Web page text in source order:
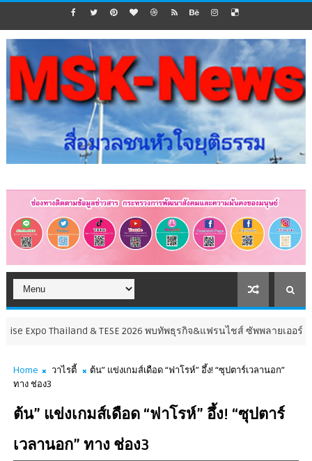
& TESE 2026 พบทัพธุรกิจ&แฟรนไชส์ ซัพพลายเออร์สินค้า เติมร
Home วาไรตี้
ต้น” แข่งเกมส์เดือด “ฟาโรห์” อึ้ง! “ซุปตาร์เวลานอก”
ทาง ช่อง3
ต้น” แข่งเกมส์เดือด “ฟาโรห์” อึ้ง! “ซุปตาร์
เวลานอก” ทาง ช่อง3